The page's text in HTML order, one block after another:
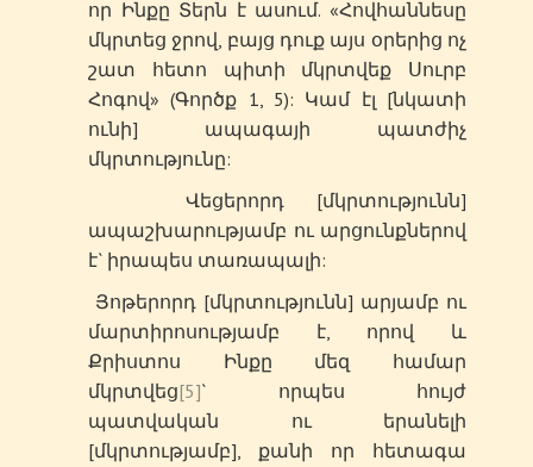
որ Ինքը Տերն է ասում. «Հովհաննեսը
մկրտեց ջրով, բայց դուք այս օրերից ոչ
շատ հետո պիտի մկրտվեք Սուրբ
Հոգով» (Գործք 1, 5): Կամ էլ [նկատի
ունի] ապագայի պատժիչ
մկրտությունը:
Վեցերորդ [մկրտությունն]
ապաշխարությամբ ու արցունքներով
է` իրապես տառապալի:
Յոթերորդ [մկրտությունն] արյամբ ու
մարտիրոսությամբ է, որով և
Քրիստոս Ինքը մեզ համար
մկրտվեց[5]` որպես հույժ
պատվական ու երանելի
[մկրտությամբ], քանի որ հետագա